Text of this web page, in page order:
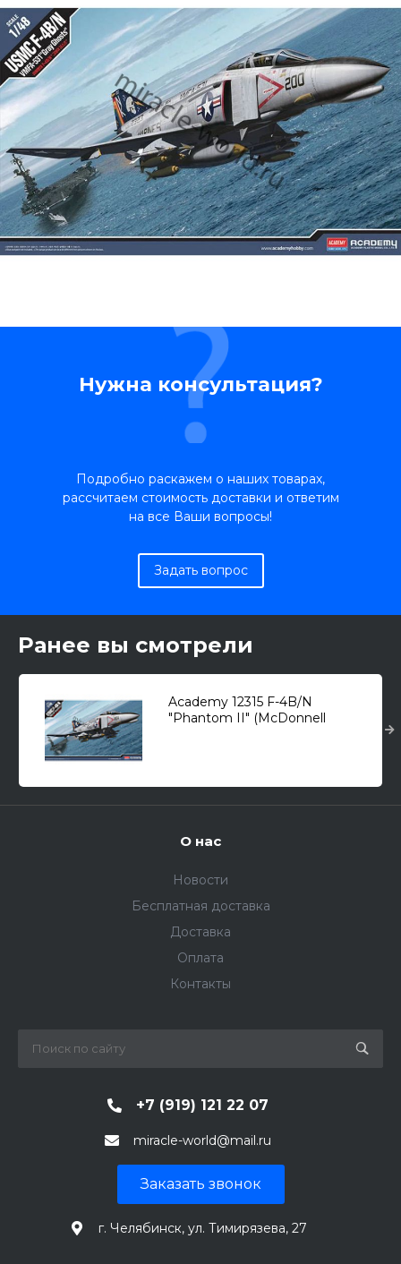
Нужна консультация?
Подробно раскажем о наших товарах,
рассчитаем стоимость доставки и ответим
на все Ваши вопросы!
Задать вопрос
Ранее вы смотрели
Academy 12315 F-4B/N
"Phantom II" (McDonnell
О нас
Новости
Бесплатная доставка
Доставка
Оплата
Контакты
+7 (919) 121 22 07
miracle-world@mail.ru
Заказать звонок
г. Челябинск, ул. Тимирязева, 27